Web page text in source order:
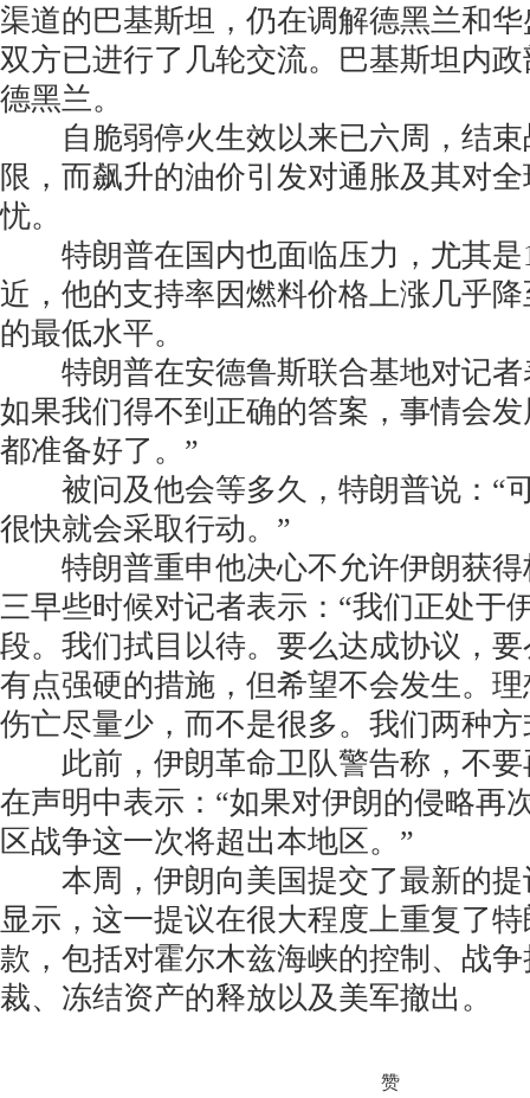
渠道的巴基斯坦，仍在调解德黑兰和
双方已进行了几轮交流。巴基斯坦内
德黑兰。
自脆弱停火生效以来已六周，结束
限，而飙升的油价引发对通胀及其对
忧。
特朗普在国内也面临压力，尤其是
近，他的支持率因燃料价格上涨几乎
的最低水平。
特朗普在安德鲁斯联合基地对记者
如果我们得不到正确的答案，事情会
都准备好了。”
被问及他会等多久，特朗普说：“
很快就会采取行动。”
特朗普重申他决心不允许伊朗获得
三早些时候对记者表示：“我们正处于
段。我们拭目以待。要么达成协议，
有点强硬的措施，但希望不会发生。
伤亡尽量少，而不是很多。我们两种
此前，伊朗革命卫队警告称，不要
在声明中表示：“如果对伊朗的侵略再
区战争这一次将超出本地区。”
本周，伊朗向美国提交了最新的提
显示，这一提议在很大程度上重复了
款，包括对霍尔木兹海峡的控制、战
裁、冻结资产的释放以及美军撤出。
赞